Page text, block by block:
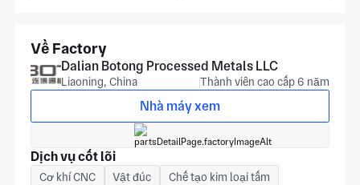
Về Factory
Dalian Botong Processed Metals LLC
Liaoning, China Thành viên cao cấp 6 năm
Nhà máy xem
Dịch vụ cốt lõi
Cơ khí CNC Vật đúc
Chế tạo kim loại tấm